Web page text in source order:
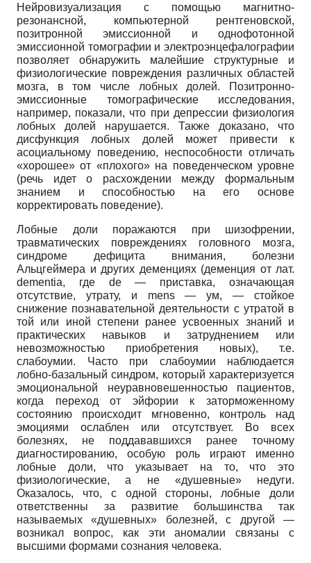
Нейровизуализация с помощью магнитно-
резонансной, компьютерной рентгеновской,
позитронной эмиссионной и однофотонной
эмиссионной томографии и электроэнцефалографии
позволяет обнаружить малейшие структурные и
физиологические повреждения различных областей
мозга, в том числе лобных долей. Позитронно-
эмиссионные томографические исследования,
например, показали, что при депрессии физиология
лобных долей нарушается. Также доказано, что
дисфункция лобных долей может привести к
асоциальному поведению, неспособности отличать
«хорошее» от «плохого» на поведенческом уровне
(речь идет о расхождении между формальным
знанием и способностью на его основе
корректировать поведение).
Лобные доли поражаются при шизофрении,
травматических повреждениях головного мозга,
синдроме дефицита внимания, болезни
Альцгеймера и других деменциях (деменция от лат.
dementia, где de— приставка, означающая
отсутствие, утрату, и mens— ум, — стойкое
снижение познавательной деятельности с утратой в
той или иной степени ранее усвоенных знаний и
практических навыков и затруднением или
невозможностью приобретения новых), т.е.
слабоумии. Часто при слабоумии наблюдается
лобно-базальный синдром, который характеризуется
эмоциональной неуравновешенностью пациентов,
когда переход от эйфории к заторможенному
состоянию происходит мгновенно, контроль над
эмоциями ослаблен или отсутствует. Во всех
болезнях, не поддававшихся ранее точному
диагностированию, особую роль играют именно
лобные доли, что указывает на то, что это
физиологические, а не «душевные» недуги.
Оказалось, что, с одной стороны, лобные доли
ответственны за развитие большинства так
называемых «душевных» болезней, с другой —
возникал вопрос, как эти аномалии связаны с
высшими формами сознания человека.